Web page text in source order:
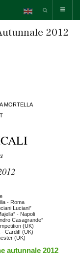
2012
MORTELLA
- Roma
Luciani”
- Napoli
Casagrande”
(UK)
- Cardiff (UK)
(UK)
autunnale 2012